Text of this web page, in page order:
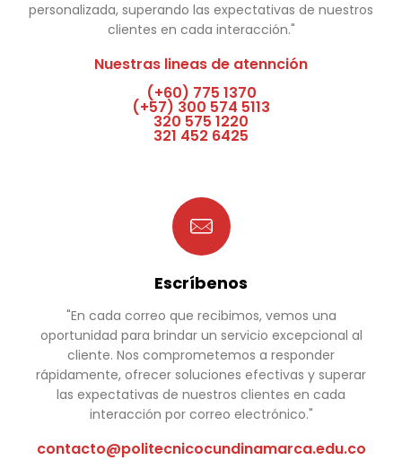
personalizada, superando las expectativas de nuestros
clientes en cada interacción."
Nuestras lineas de atennción
(+60) 775 1370
(+57) 300 574 5113
320 575 1220
321 452 6425
Escríbenos
"En cada correo que recibimos, vemos una
oportunidad para brindar un servicio excepcional al
cliente. Nos comprometemos a responder
rápidamente, ofrecer soluciones efectivas y superar
las expectativas de nuestros clientes en cada
interacción por correo electrónico."
contacto@politecnicocundinamarca.edu.co